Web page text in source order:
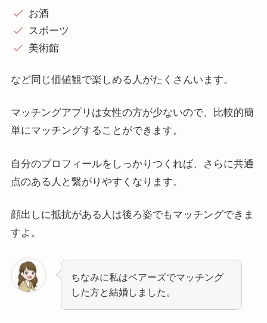
お酒
スポーツ
美術館
など同じ価値観で楽しめる人がたくさんいます。
マッチングアプリは女性の方が少ないので、比較的簡
単にマッチングすることができます。
自分のプロフィールをしっかりつくれば、さらに共通
点のある人と繋がりやすくなります。
顔出しに抵抗がある人は後ろ姿でもマッチングできま
すよ。
ちなみに私はペアーズでマッチング
した方と結婚しました。